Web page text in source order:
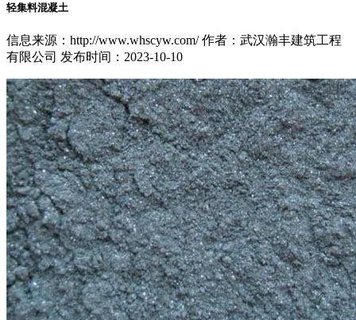
轻集料混凝土
信息来源：http://www.whscyw.com/ 作者：武汉瀚丰建筑工程
有限公司 发布时间：2023-10-10